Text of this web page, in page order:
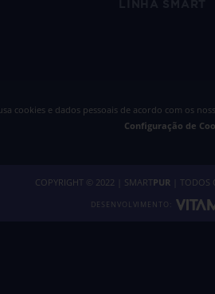
cookies e dados pessoais de acordo com os
Configuração de
COPYRIGHT © 2022 | SMARTPUR| TODOS
DESENVOLVIMENTO: